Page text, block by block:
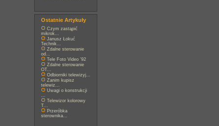
Ostatnie Artykuły
Czym zastąpić
mikrok...
Janusz Łokuć
Technik...
Zdalne sterowanie
od...
Tele Foto Video '92
Zdalne sterowanie
OT...
Odbiorniki telewizyj...
Zanim kupisz
telewiz...
Uwagi o konstrukcji
...
Telewizor kolorowy
T...
Przeróbka
sterownika...